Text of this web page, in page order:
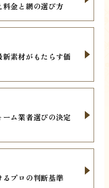
金と網の選び方
素材がもたらす価
ム業者選びの決定
プロの判断基準